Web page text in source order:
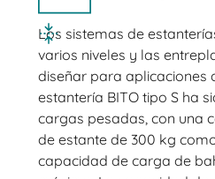
Los sistemas de
varios niveles y las
diseñar para aplicaciones
estantería BITO tipo S ha
cargas pesadas, con una
de estante de 300 kg
capacidad de carga de